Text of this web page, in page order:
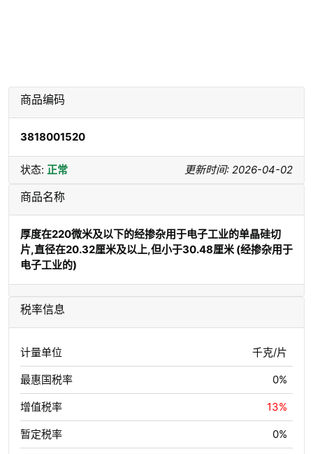
商品编码
3818001520
状态: 正常 更新时间: 2026-04-02
商品名称
厚度在220微米及以下的经掺杂用于电子工业的单晶硅切
片,直径在20.32厘米及以上,但小于30.48厘米 (经掺杂用于
电子工业的)
税率信息
计量单位 千克/片
最惠国税率 0%
增值税率 13%
暂定税率 0%